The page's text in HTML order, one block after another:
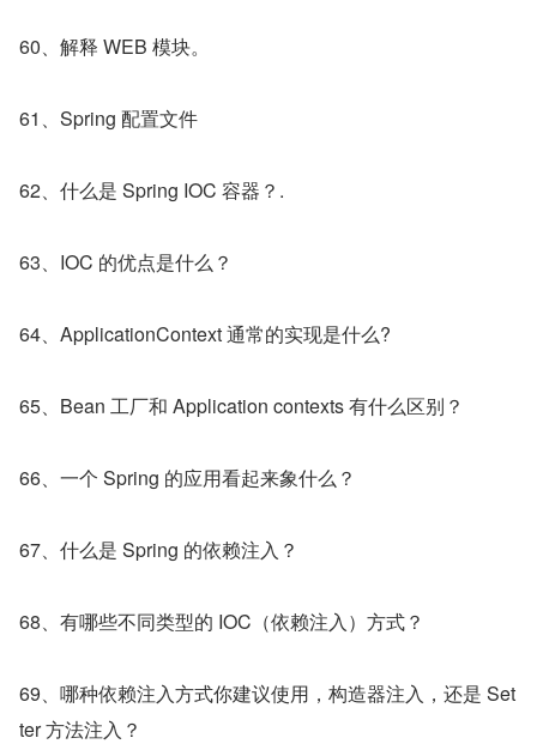
60、解释 WEB 模块。
61、Spring 配置文件
62、什么是 Spring IOC 容器？.
63、IOC 的优点是什么？
64、ApplicationContext 通常的实现是什么?
65、Bean 工厂和 Application contexts 有什么区别？
66、一个 Spring 的应用看起来象什么？
67、什么是 Spring 的依赖注入？
68、有哪些不同类型的 IOC（依赖注入）方式？
69、哪种依赖注入方式你建议使用，构造器注入，还是 Set
ter 方法注入？